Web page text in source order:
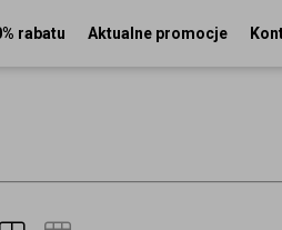
rabatu Aktualne promocje